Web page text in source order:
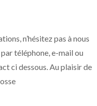
n’hésitez pas à nous
téléphone, e-mail ou
ci dessous. Au plaisir de